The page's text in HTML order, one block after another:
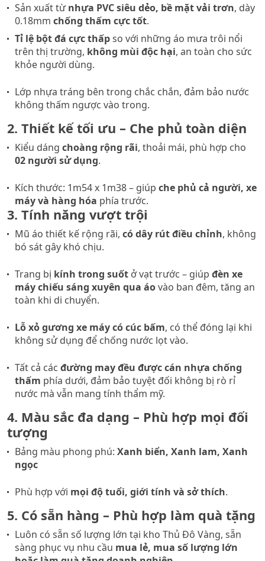
Sản xuất từnhựa PVC siêu dẻo, bề mặt vải trơn, dày
0.18mm chống thấm cực tốt.
Tỉ lệ bột đá cực thấpso với những áo mưa trôi nổi
trên thị trường, không mùi độc hại, an toàn cho sức
khỏe người dùng.
Lớp nhựa tráng bên trong chắc chắn, đảm bảo nước
không thấm ngược vào trong.
2. Thiết kế tối ưu – Che phủ toàn diện
Kiểu dáng choàng rộng rãi, thoải mái, phù hợp cho
02 người sử dụng.
Kích thước: 1m54 x 1m38 – giúp che phủ cả người, xe
máy và hàng hóa phía trước.
3. Tính năng vượt trội
Mũ áo thiết kế rộng rãi, có dây rút điều chỉnh, không
bó sát gây khó chịu.
Trang bị kính trong suốt ở vạt trước – giúp đèn xe
máy chiếu sáng xuyên qua áovào ban đêm, tăng an
toàn khi di chuyển.
Lỗ xỏ gương xe máy có cúc bấm, có thể đóng lại khi
không sử dụng để chống nước lọt vào.
Tất cả các đường may đều được cán nhựa chống
thấm phía dưới, đảm bảo tuyệt đối không bị rò rỉ
nước mà vẫn mang tính thẩm mỹ.
4. Màu sắc đa dạng – Phù hợp mọi đối
tượng
Bảng màu phong phú: Xanh biển, Xanh lam, Xanh
ngọc
Phù hợp với mọi độ tuổi, giới tính và sở thích.
5. Có sẵn hàng – Phù hợp làm quà tặng
Luôn có sẵn số lượng lớn tại kho Thủ Đô Vàng, sẵn
sàng phục vụ nhu cầu mua lẻ, mua số lượng lớn